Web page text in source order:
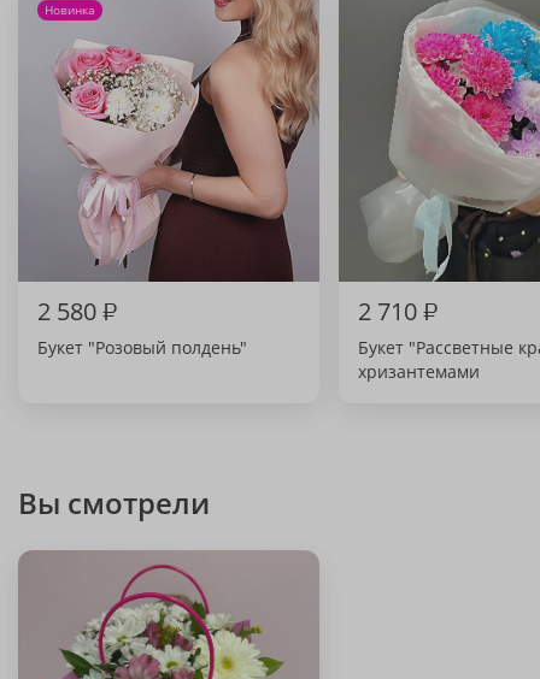
Новинка
2 580₽
Букет "Розовый полдень"
2 710₽
Букет "Рассветные
хризантемами
Вы смотрели